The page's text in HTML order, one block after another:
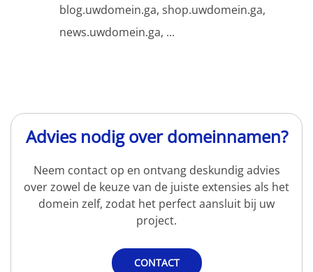
blog.uwdomein.ga, shop.uwdomein.ga,
news.uwdomein.ga, ...
Advies nodig over domeinnamen?
Neem contact op en ontvang deskundig advies
over zowel de keuze van de juiste extensies als het
domein zelf, zodat het perfect aansluit bij uw
project.
CONTACT